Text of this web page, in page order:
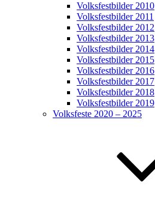
Volksfestbilder 2010
Volksfestbilder 2011
Volksfestbilder 2012
Volksfestbilder 2013
Volksfestbilder 2014
Volksfestbilder 2015
Volksfestbilder 2016
Volksfestbilder 2017
Volksfestbilder 2018
Volksfestbilder 2019
Volksfeste 2020 – 2025